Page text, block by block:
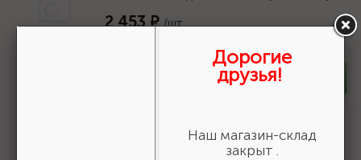
2 453 ₽ /шт
шт
2773-01
Удлинитель НИЗ (1/2") для торцовых
Дорогие
друзья!
Наш магазин-склад
закрыт .